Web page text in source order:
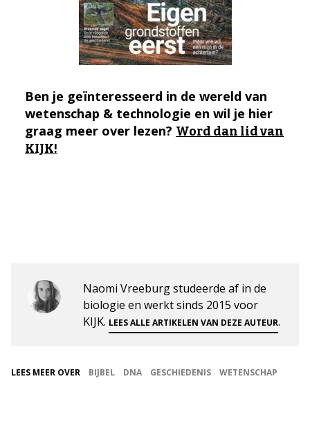
Ben je geïnteresseerd in de wereld van
wetenschap & technologie en wil je hier
graag meer over lezen? Word dan lid van
KIJK!
Naomi Vreeburg studeerde af in de
biologie en werkt sinds 2015 voor
KIJK. LEES ALLE ARTIKELEN VAN DEZE AUTEUR.
LEES MEER OVER BIJBEL DNA GESCHIEDENIS WETENSCHAP